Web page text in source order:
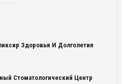
Здоровья И Долголетия
Стоматологический Центр